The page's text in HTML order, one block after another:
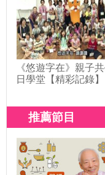
《悠遊字在》親子
日學堂【精彩記錄】
推薦節目